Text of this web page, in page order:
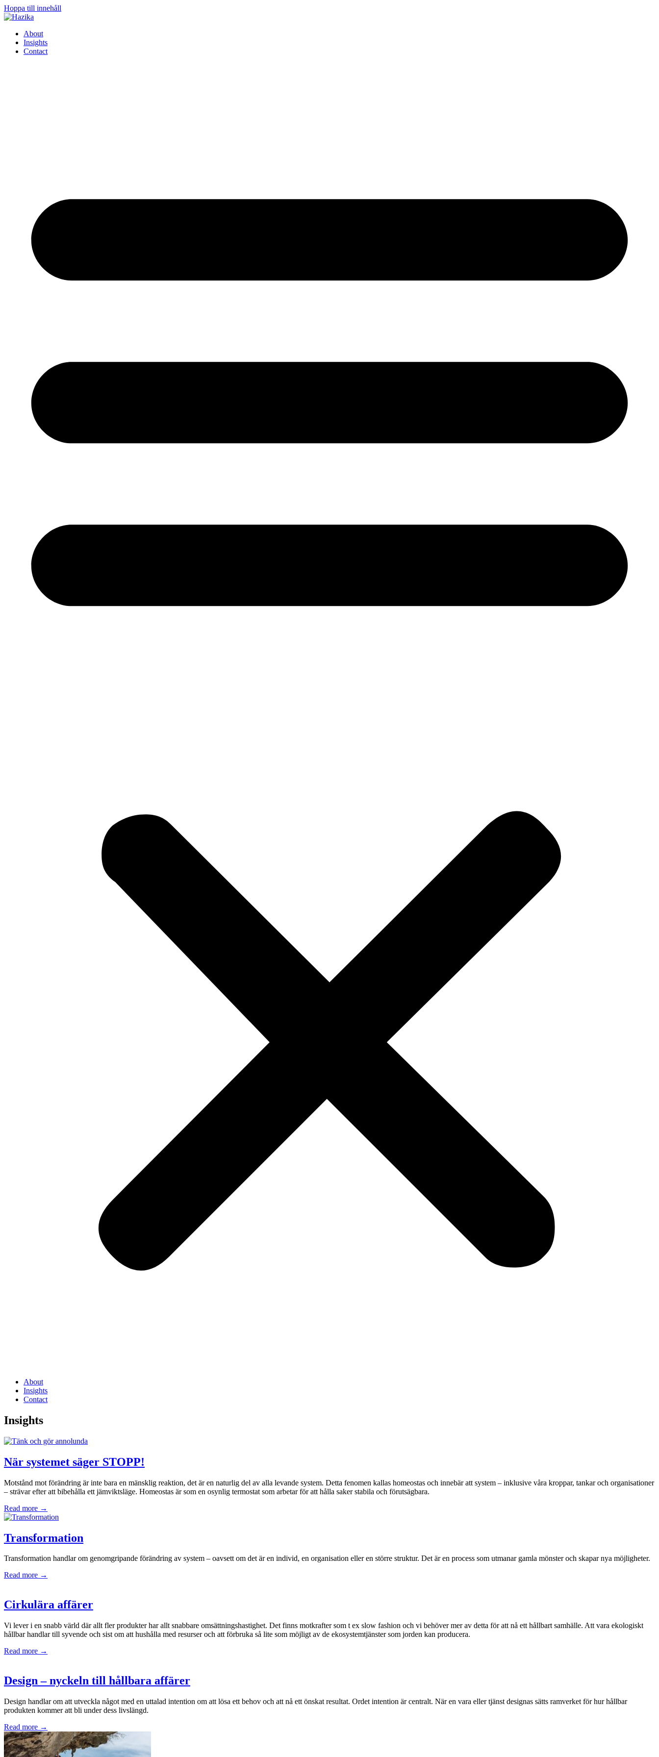
Hoppa till innehåll
About
Insights
Contact
About
Insights
Contact
Insights
När systemet säger STOPP!
Motstånd mot förändring är inte bara en mänsklig reaktion, det är en naturlig del av alla levande system. Detta fenomen kallas homeostas och innebär att system – inklusive våra kroppar, tankar och organisationer
– strävar efter att bibehålla ett jämviktsläge. Homeostas är som en osynlig termostat som arbetar för att hålla saker stabila och förutsägbara.
Read more →
Transformation
Transformation handlar om genomgripande förändring av system – oavsett om det är en individ, en organisation eller en större struktur. Det är en process som utmanar gamla mönster och skapar nya möjligheter.
Read more →
Cirkulära affärer
Vi lever i en snabb värld där allt fler produkter har allt snabbare omsättningshastighet. Det finns motkrafter som t ex slow fashion och vi behöver mer av detta för att nå ett hållbart samhälle. Att vara ekologiskt
hållbar handlar till syvende och sist om att hushålla med resurser och att förbruka så lite som möjligt av de ekosystemtjänster som jorden kan producera.
Read more →
Design – nyckeln till hållbara affärer
Design handlar om att utveckla något med en uttalad intention om att lösa ett behov och att nå ett önskat resultat. Ordet intention är centralt. När en vara eller tjänst designas sätts ramverket för hur hållbar
produkten kommer att bli under dess livslängd.
Read more →